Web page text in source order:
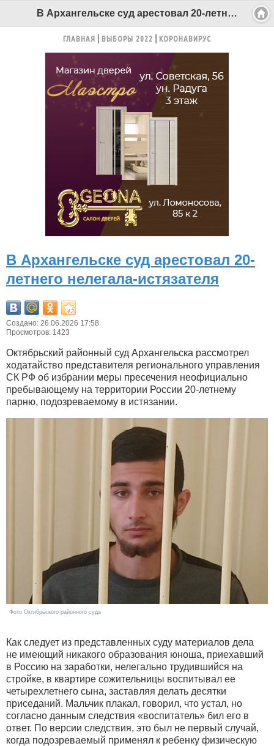
В Архангельске суд арестовал 20-летнего нелегала-истязателя - Беломорканал Северодвинск tv29.ru
ГЛАВНАЯ ВЫБОРЫ 2022 КОРОНАВИРУС
В Архангельске суд арестовал 20-
летнего нелегала-истязателя
Создано: 26.06.2026 17:58
Просмотров: 1423
Октябрьский районный суд Архангельска рассмотрел
ходатайство представителя регионального управления
СК РФ об избрании меры пресечения неофициально
пребывающему на территории России 20-летнему
парню, подозреваемому в истязании.
Фото Октябрьского районного суда
Как следует из представленных суду материалов дела
не имеющий никакого образования юноша, приехавший
в Россию на заработки, нелегально трудившийся на
стройке, в квартире сожительницы воспитывал ее
четырехлетнего сына, заставляя делать десятки
приседаний. Мальчик плакал, говорил, что устал, но
согласно данным следствия «воспитатель» бил его в
ответ. По версии следствия, это был не первый случай,
когда подозреваемый применял к ребенку физическую